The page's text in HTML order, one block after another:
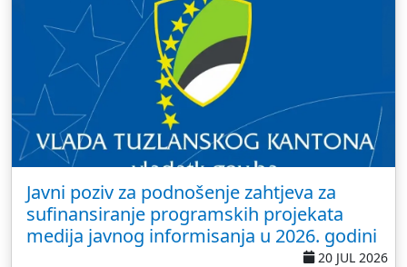
Javni poziv za podnošenje zahtjeva za
sufinansiranje programskih projekata
medija javnog informisanja u 2026. godini
20 JUL 2026